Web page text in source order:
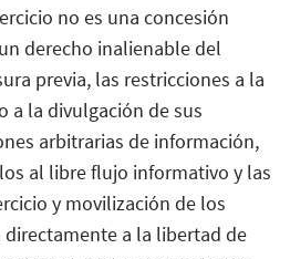
no es una concesión
derecho inalienable del
previa, las restricciones a la
a la divulgación de sus
arbitrarias de información,
al libre flujo informativo y las
y movilización de los
a la libertad de